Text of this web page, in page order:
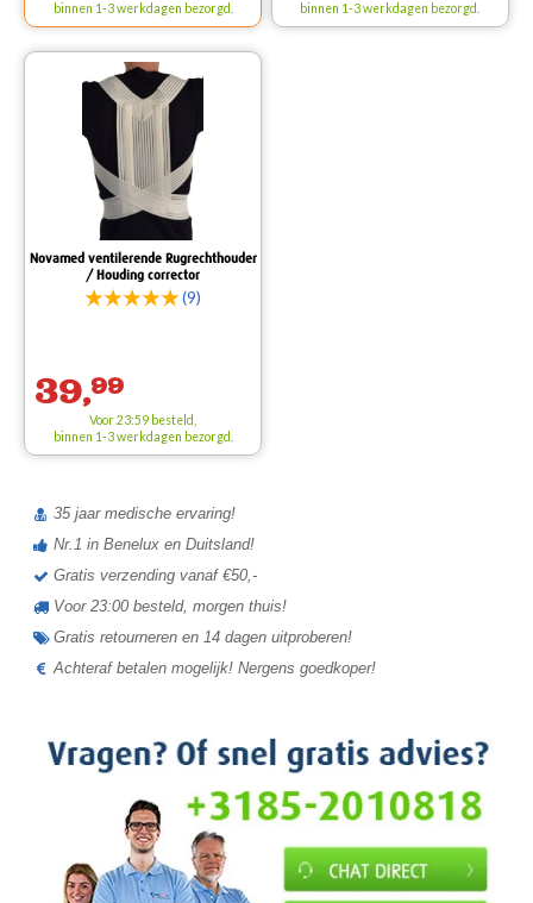
binnen 1-3 werkdagen bezorgd.
binnen 1-3 werkdagen bezorgd.
Novamed ventilerende Rugrechthouder
/ Houding corrector
(9)
39,99
Voor 23:59 besteld,
binnen 1-3 werkdagen bezorgd.
35 jaar medische ervaring!
Nr.1 in Benelux en Duitsland!
Gratis verzending vanaf €50,-
Voor 23:00 besteld, morgen thuis!
Gratis retourneren en 14 dagen uitproberen!
Achteraf betalen mogelijk! Nergens goedkoper!